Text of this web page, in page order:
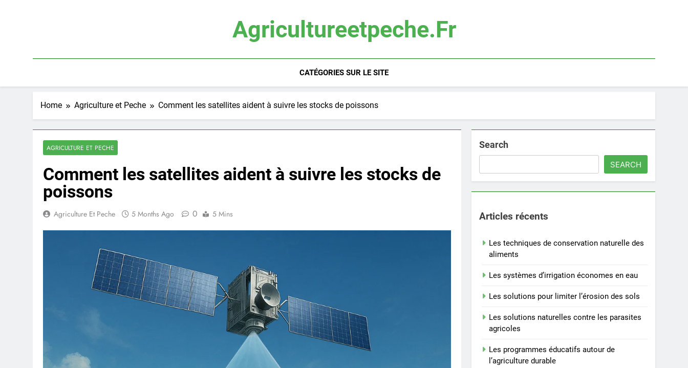
Agricultureetpeche.fr
CATÉGORIES SUR LE SITE
Home Agriculture et Peche Comment les satellites aident à suivre les stocks de poissons
AGRICULTURE ET PECHE
Comment les satellites aident à suivre les stocks de
poissons
Agriculture Et Peche 5 Months Ago 0 5 Mins
Search
SEARCH
Articles récents
Les techniques de conservation naturelle des
aliments
Les systèmes d’irrigation économes en eau
Les solutions pour limiter l’érosion des sols
Les solutions naturelles contre les parasites
agricoles
Les programmes éducatifs autour de
l’agriculture durable